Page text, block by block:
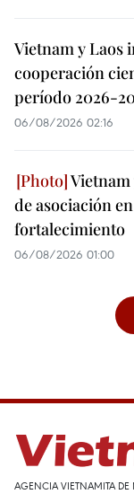
Vietnam y Laos
cooperación
período 2026-
06/08/2026 02:16
Vietnam
de asociación
fortalecimiento
06/08/2026 01:00
AGENCIA VIETNAMITA DE